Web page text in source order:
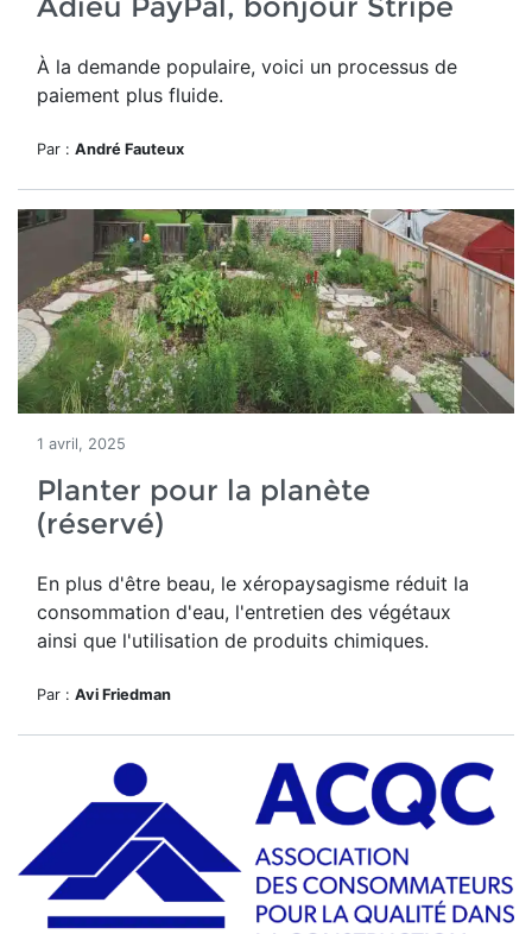
À la demande populaire, voici un processus de
paiement plus fluide.
Par : André Fauteux
1 avril, 2025
Planter pour la planète
(réservé)
En plus d'être beau, le xéropaysagisme réduit la
consommation d'eau, l'entretien des végétaux
ainsi que l'utilisation de produits chimiques.
Par : Avi Friedman